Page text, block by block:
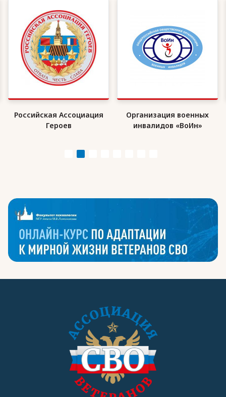
Российская Ассоциация
Героев
Организация военных
инвалидов «ВоИн»